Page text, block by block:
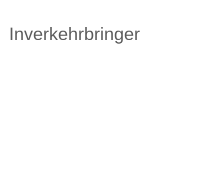
Inverkehrbringer